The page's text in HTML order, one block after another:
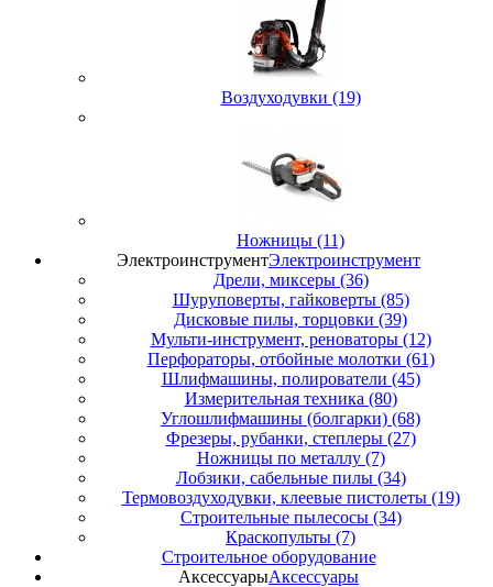
Воздуходувки (19)
Ножницы (11)
ЭлектроинструментЭлектроинструмент
Дрели, миксеры (36)
Шуруповерты, гайковерты (85)
Дисковые пилы, торцовки (39)
Мульти-инструмент, реноваторы (12)
Перфораторы, отбойные молотки (61)
Шлифмашины, полирователи (45)
Измерительная техника (80)
Углошлифмашины (болгарки) (68)
Фрезеры, рубанки, степлеры (27)
Ножницы по металлу (7)
Лобзики, сабельные пилы (34)
Термовоздуходувки, клеевые пистолеты (19)
Строительные пылесосы (34)
Краскопульты (7)
Строительное оборудование
АксессуарыАксессуары